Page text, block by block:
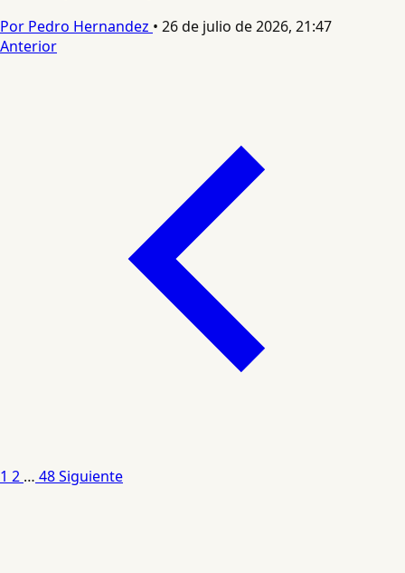
Por Pedro Hernandez • 26 de julio de 2026, 21:47
Anterior
1 2 … 48Siguiente